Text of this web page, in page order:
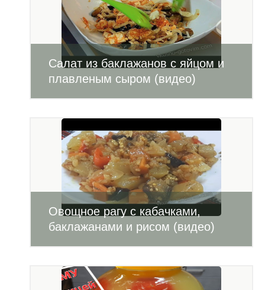
Салат из баклажанов с яйцом и
плавленым сыром (видео)
Овощное рагу с кабачками,
баклажанами и рисом (видео)